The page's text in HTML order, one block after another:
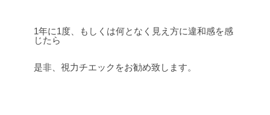
1年に1度、もしくは何となく見え方に違和感を感
じたら
是非、視力チエックをお勧め致します。